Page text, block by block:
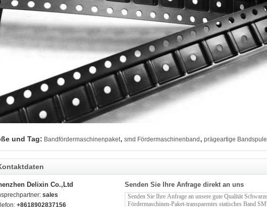
und Tag: Bandfördermaschinenpaket, smd Fördermaschinenband , prägeartige Bandspule
Delixin Co.,Ltd
sales
+8618902837156
Senden Sie Ihre Anfrage direkt an uns